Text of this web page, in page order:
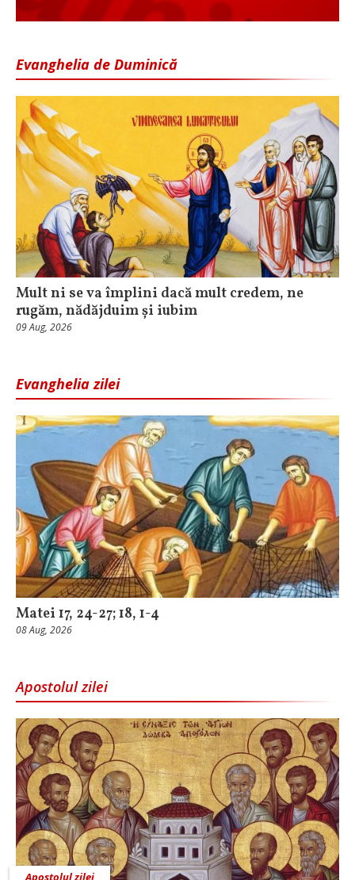
Evanghelia de Duminică
Mult ni se va împlini dacă mult credem, ne
rugăm, nădăjduim și iubim
09 Aug, 2026
Evanghelia zilei
Matei 17, 24-27; 18, 1-4
08 Aug, 2026
Apostolul zilei
Apostolul zilei